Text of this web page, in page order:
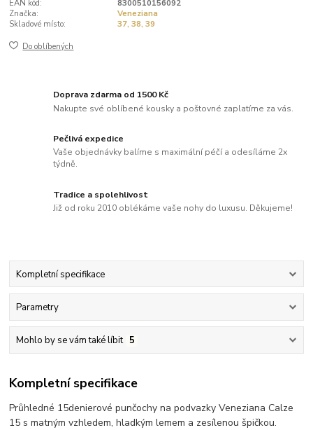
EAN kód:
8300510156092
Značka:
Veneziana
Skladové místo:
37, 38, 39
Do oblíbených
Doprava zdarma od 1500 Kč
Nakupte své oblíbené kousky a poštovné zaplatíme za vás.
Pečlivá expedice
Vaše objednávky balíme s maximální péčí a odesíláme 2x
týdně.
Tradice a spolehlivost
Již od roku 2010 oblékáme vaše nohy do luxusu. Děkujeme!
Kompletní specifikace
Parametry
Mohlo by se vám také líbit 5
Kompletní specifikace
Průhledné 15denierové punčochy na podvazky Veneziana Calze
15 s matným vzhledem, hladkým lemem a zesílenou špičkou.